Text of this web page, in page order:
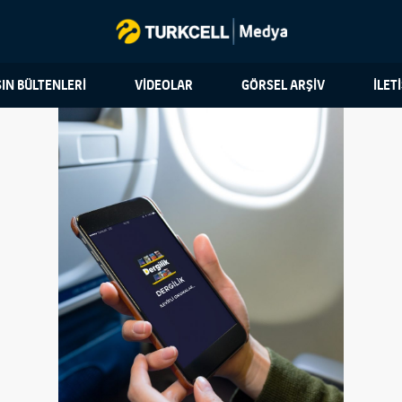
BÜLTENLERİ VİDEOLAR GÖRSEL ARŞİV